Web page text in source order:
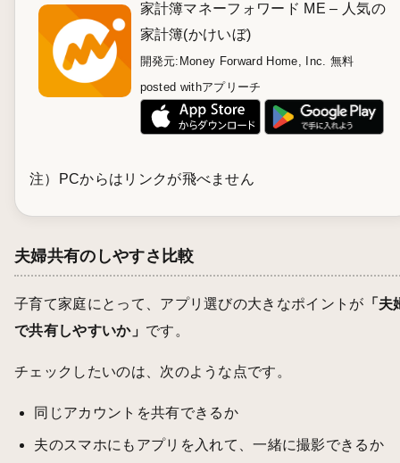
家計簿マネーフォワード ME – 人気の
家計簿(かけいぼ)
開発元: Money Forward Home, Inc. 無料
posted withアプリーチ
注）PCからはリンクが飛べません
夫婦共有のしやすさ比較
子育て家庭にとって、アプリ選びの大きなポイントが 「夫
で共有しやすいか」 です。
チェックしたいのは、次のような点です。
同じアカウントを共有できるか
夫のスマホにもアプリを入れて、一緒に撮影できるか